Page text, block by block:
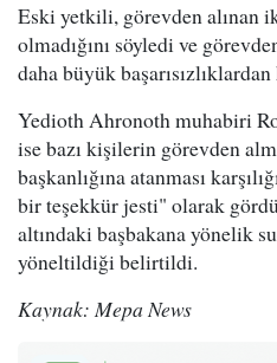
Eski yetkili, görevden alınan
olmadığını söyledi ve
daha büyük
Yedioth Ahronoth muhabiri
ise bazı kişilerin görevden
başkanlığına atanması
bir teşekkür jesti" olarak
altındaki başbakana yönelik
yöneltildiği belirtildi.
Kaynak: Mepa News